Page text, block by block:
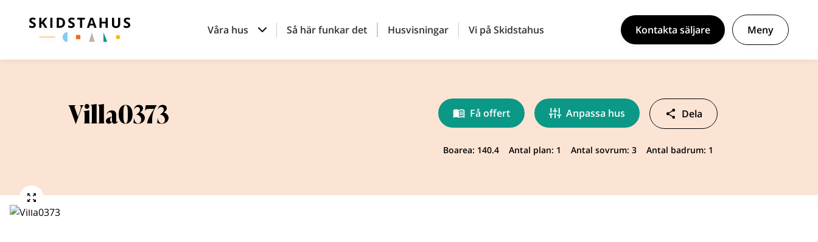
Våra hus Så här funkar det Husvisningar Vi på Skidstahus Kontakta säljare Meny
Villa0373 Få offert Anpassa hus Dela
Boarea: 140.4 Antal plan: 1 Antal sovrum: 3 Antal badrum: 1